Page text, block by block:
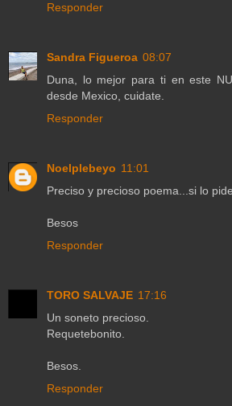
Responder
Sandra Figueroa 08:07
Duna, lo mejor para ti en este
desde Mexico, cuidate.
Responder
Noelplebeyo 11:01
Preciso y precioso poema...si lo
Besos
Responder
TORO SALVAJE 17:16
Un soneto precioso.
Requetebonito.
Besos.
Responder